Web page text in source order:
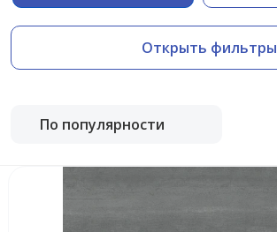
Открыть фильтры
По популярности